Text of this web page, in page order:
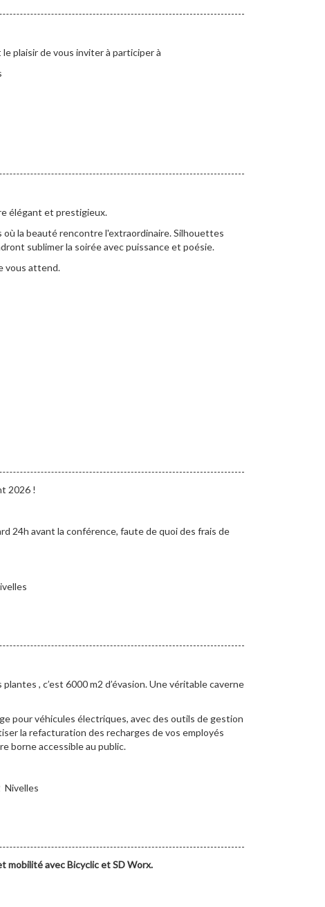
plaisir de vous inviter à participer à
élégant et prestigieux.
où la beauté rencontre l'extraordinaire. Silhouettes
sublimer la soirée avec puissance et poésie.
vous attend.
2026 !
24h avant la conférence, faute de quoi des frais de
, c’est 6000 m2 d’évasion. Une véritable caverne
pour véhicules électriques, avec des outils de gestion
la refacturation des recharges de vos employés
borne accessible au public.
Nivelles
mobilité avec Bicyclic et SD Worx.